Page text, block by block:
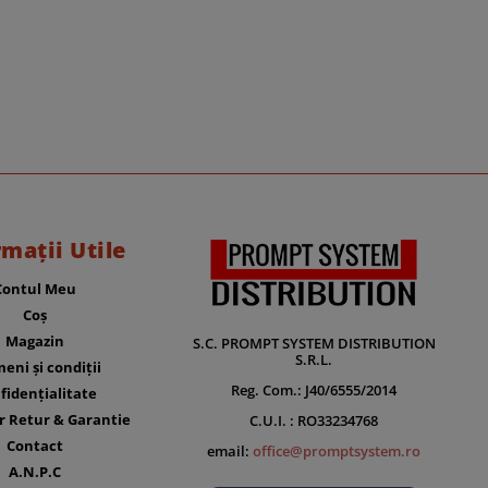
Utile
Meu
Coș
Magazin
și condiții
Retur & Garantie
Contact
A.N.P.C
S.C. PROMPT SYSTEM DISTRIBUTION
S.R.L.
Reg. Com.: J40/6555/2014
C.U.I. : RO33234768
email: office@promptsystem.ro